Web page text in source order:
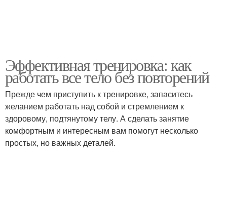
Эффективная тренировка: как
работать все тело без повторений
Прежде чем приступить к тренировке, запаситесь
желанием работать над собой и стремлением к
здоровому, подтянутому телу. А сделать занятие
комфортным и интересным вам помогут несколько
простых, но важных деталей.